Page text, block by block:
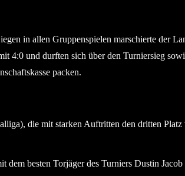
in allen Gruppenspielen marschierte der
4:0 und durften sich über den Turniersieg
packen.
die mit starken Auftritten den dritten